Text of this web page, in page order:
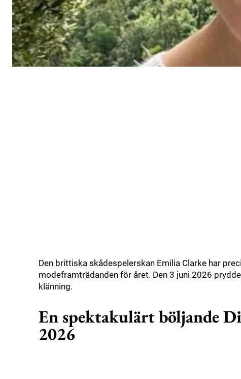
Den brittiska skådespelerskan Emilia Clarke har
modeframträdanden för året. Den 3 juni 2026
klänning.
En spektakulärt böljande
2026